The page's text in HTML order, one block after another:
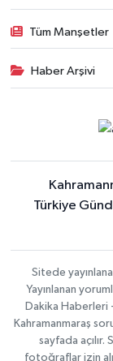
Tüm Manşetler
Haber Arşivi
Türkiye
Sitede
Yayınlanan
Dakika Haberleri
Kahramanmaraş
sayfada açılır.
fotoğraflar izin